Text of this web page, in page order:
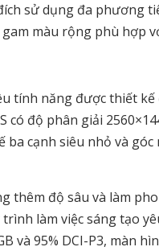
sử dụng đa phương
màu rộng phù hợp
tính năng được thiết
độ phân giải
cạnh siêu nhỏ và
thêm độ sâu và làm
làm việc sáng tạo
và 95% DCI-P3, màn